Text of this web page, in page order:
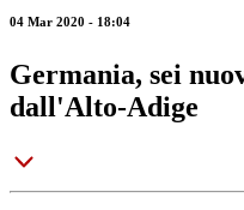
04 Mar 2020 - 18:04
Germania, sei
dall'Alto-Adige